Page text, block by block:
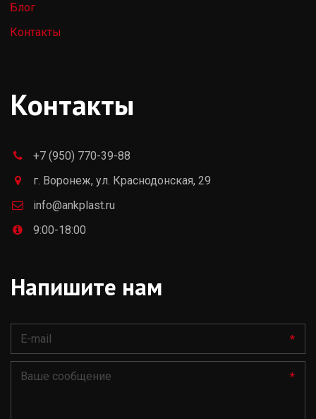
Блог
Контакты
Контакты
+7 (950) 770-39-88
г. Воронеж, ул. Краснодонская, 29
info@ankplast.ru
9:00-18:00
Напишите нам
*
*